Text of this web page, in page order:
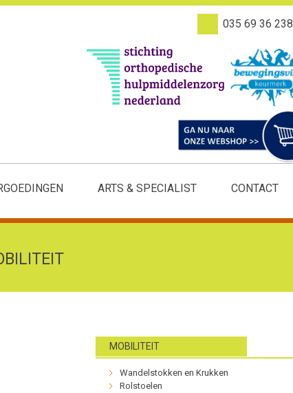
035 69 36 238
ARTS & SPECIALIST CONTACT
MOBILITEIT
Wandelstokken en Krukken
Rolstoelen